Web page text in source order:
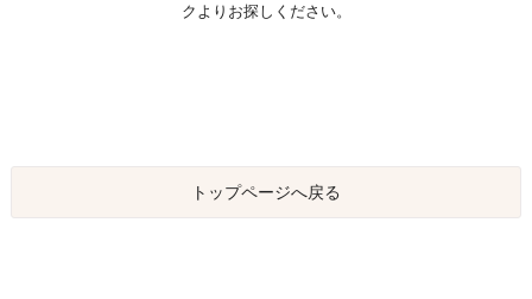
クよりお探しください。
トップページへ戻る